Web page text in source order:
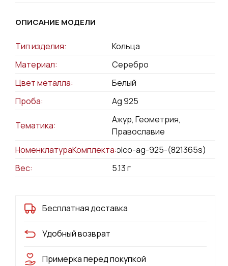
ОПИСАНИЕ МОДЕЛИ
Тип изделия:
Кольца
Материал:
Серебро
Цвет металла:
Белый
Проба:
Ag 925
Тематика:
Ажур, Геометрия,
Православие
НоменклатураКомплекта:kolco-ag-925-(821365s)
Вес:
5.13г
Бесплатная доставка
Удобный возврат
Примерка перед покупкой